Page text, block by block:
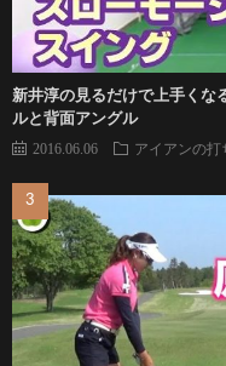
新井淳の見るだけで上手くな
ルと背面アングル
2016.06.06 アイアンの打